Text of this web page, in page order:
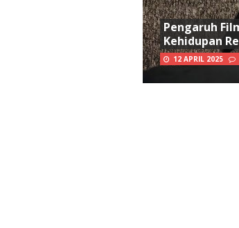
Pengaruh
Kehidupan
12 APRIL 2025